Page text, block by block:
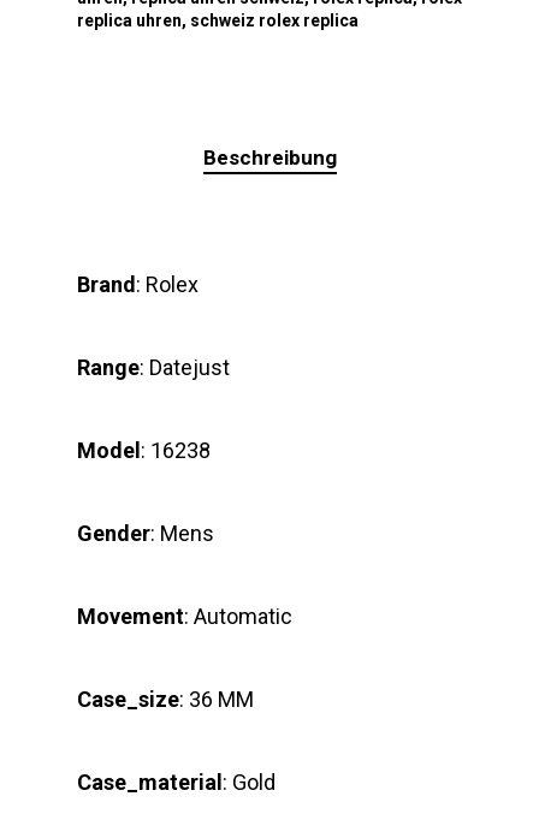
replica uhren, schweiz rolex replica
Beschreibung
Brand: Rolex
Range: Datejust
Model: 16238
Gender: Mens
Movement: Automatic
Case_size: 36 MM
Case_material: Gold